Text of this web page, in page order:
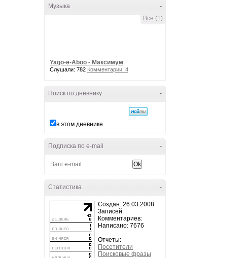
-
Музыка
Все (1)
Yago-e-Aboo - Максимум
Слушали: 782 Комментарии: 4
-
Поиск по дневнику
в этом дневнике
-
Подписка по e-mail
-
Статистика
Создан: 26.03.2008
Записей:
Комментариев:
Написано: 7676
Отчеты:
Посетители
Поисковые фразы